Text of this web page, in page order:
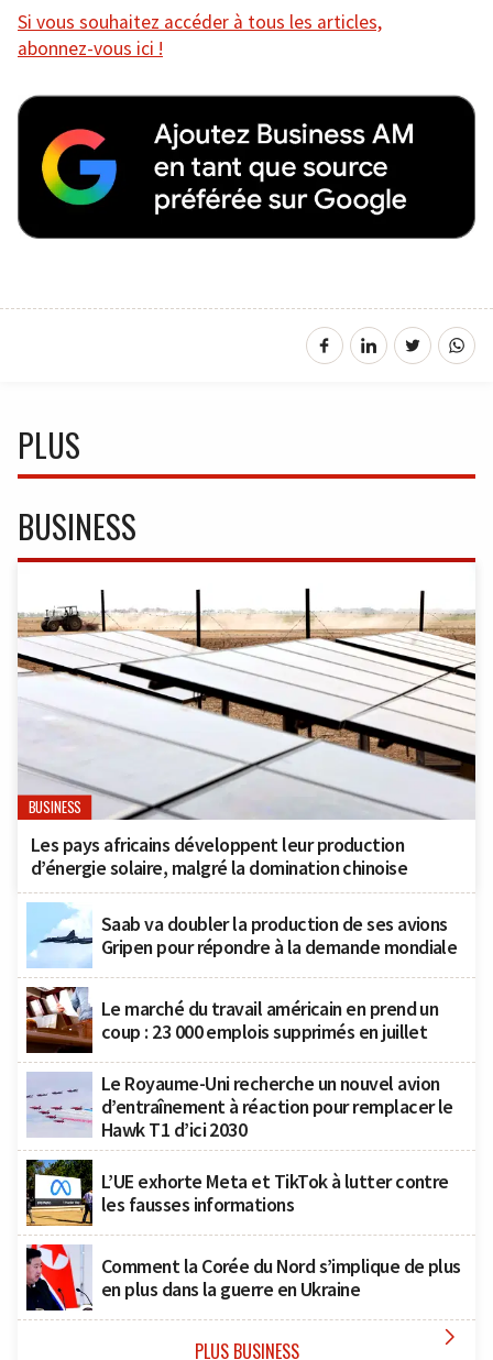
Si vous souhaitez accéder à tous les articles,
abonnez-vous ici !
PLUS
BUSINESS
BUSINESS
Les pays africains développent leur production
d’énergie solaire, malgré la domination chinoise
Saab va doubler la production de ses avions
Gripen pour répondre à la demande mondiale
Le marché du travail américain en prend un
coup : 23 000 emplois supprimés en juillet
Le Royaume-Uni recherche un nouvel avion
d’entraînement à réaction pour remplacer le
Hawk T1 d’ici 2030
L’UE exhorte Meta et TikTok à lutter contre
les fausses informations
Comment la Corée du Nord s’implique de plus
en plus dans la guerre en Ukraine
PLUS BUSINESS 